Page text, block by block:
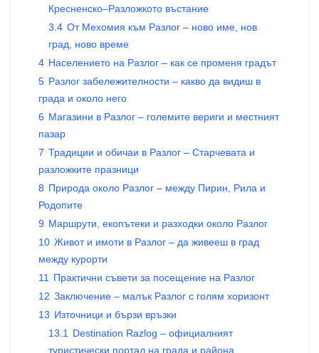
Кресненско–Разложкото въстание
3.4 От Мехомия към Разлог – ново име, нов
град, ново време
4 Населението на Разлог – как се променя градът
5 Разлог забележителности – какво да видиш в
града и около него
6 Магазини в Разлог – големите вериги и местният
пазар
7 Традиции и обичаи в Разлог – Старчевата и
разложките празници
8 Природа около Разлог – между Пирин, Рила и
Родопите
9 Маршрути, екопътеки и разходки около Разлог
10 Живот и имоти в Разлог – да живееш в град
между курорти
11
Практични съвети за посещение на Разлог
12 Заключение – малък Разлог с голям хоризонт
13 Източници и бързи връзки
13.1
Destination Razlog – официалният
туристически портал на града и района